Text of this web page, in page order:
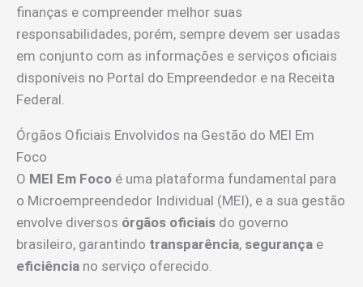
finanças e compreender melhor suas
responsabilidades, porém, sempre devem ser usadas
em conjunto com as informações e serviços oficiais
disponíveis no Portal do Empreendedor e na Receita
Federal.
Órgãos Oficiais Envolvidos na Gestão do MEI Em
Foco
O MEI Em Foco é uma plataforma fundamental para
o Microempreendedor Individual (MEI), e a sua gestão
envolve diversos órgãos oficiais do governo
brasileiro, garantindo transparência, segurança e
eficiência no serviço oferecido.